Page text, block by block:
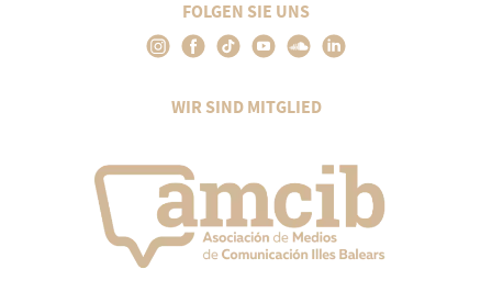
FOLGEN SIE UNS
WIR SIND MITGLIED